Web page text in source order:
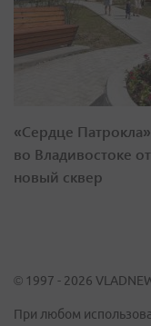
«Сердце
во Владивостоке
новый сквер
© 1997 - 2026
При любом